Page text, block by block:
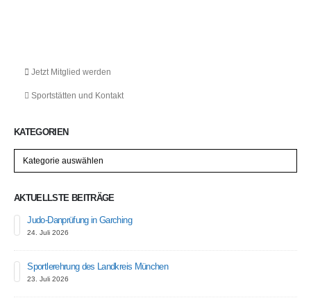
Jetzt Mitglied werden
Sportstätten und Kontakt
KATEGORIEN
Kategorien
AKTUELLSTE BEITRÄGE
Judo-Danprüfung in Garching
24. Juli 2026
Sportlerehrung des Landkreis München
23. Juli 2026